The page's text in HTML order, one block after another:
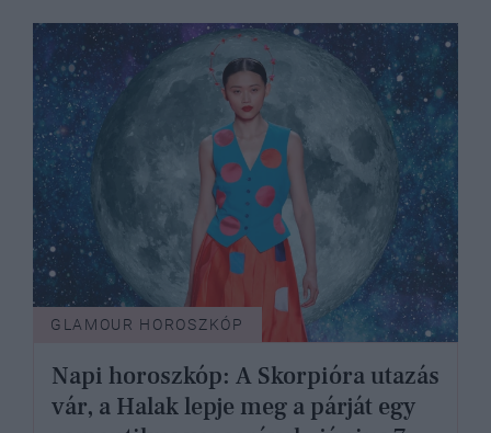
GLAMOUR HOROSZKÓP
Napi horoszkóp: A Skorpióra utazás
vár, a Halak lepje meg a párját egy